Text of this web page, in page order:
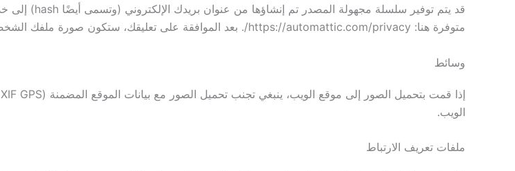
متوفرة هنا: https://automattic.com/privacy/. بعد الموافقة على تعليقك، ستكون صورة ملفك الشخصي مرئية للعامة في سياق تعليقك.
وسائط
الويب.
ملفات تعريف الارتباط